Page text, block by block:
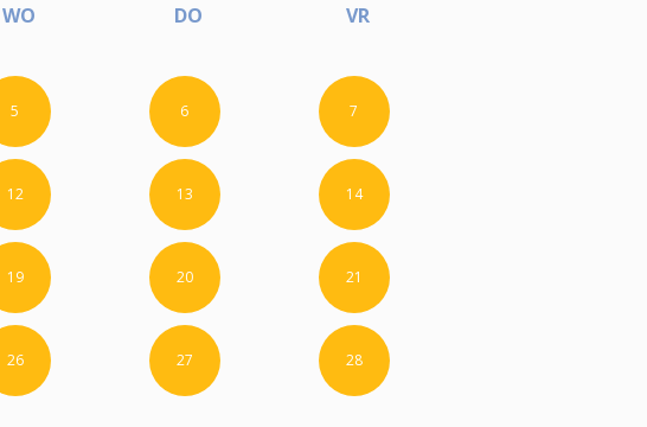
WO DO VR
5 6 7
12 13 14
19 20 21
26 27 28